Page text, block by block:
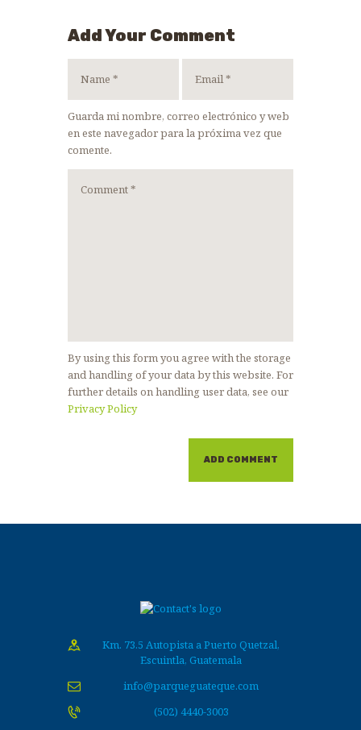
Add Your Comment
Guarda mi nombre, correo electrónico y web
en este navegador para la próxima vez que
comente.
By using this form you agree with the storage
and handling of your data by this website. For
further details on handling user data, see our
Privacy Policy
Km. 73.5 Autopista a Puerto Quetzal,
Escuintla, Guatemala
info@parqueguateque.com
(502) 4440-3003